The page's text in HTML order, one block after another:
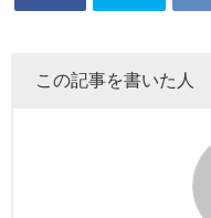
この記事を書いた人